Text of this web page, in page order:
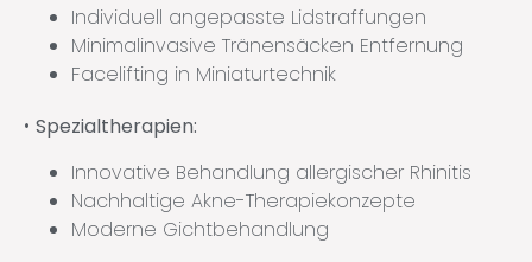
Individuell angepasste Lidstraffungen
Minimalinvasive Tränensäcken Entfernung
Facelifting in Miniaturtechnik
• Spezialtherapien:
Innovative Behandlung allergischer Rhinitis
Nachhaltige Akne-Therapiekonzepte
Moderne Gichtbehandlung